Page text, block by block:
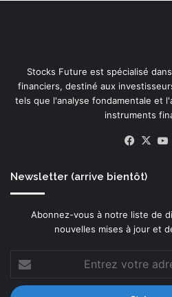
Stocks Future est spécialisé
financiers, destiné aux
tels que l'analyse fondamentale et
instruments
X
Newsletter (arrive bientôt)
Abonnez-vous à notre liste de
nouvelles mises à jour et
votre
adresse